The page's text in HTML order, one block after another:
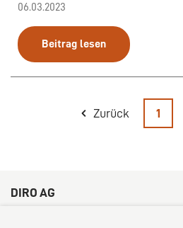
06.03.2023
Beitrag lesen
Zurück 1
DIRO AG